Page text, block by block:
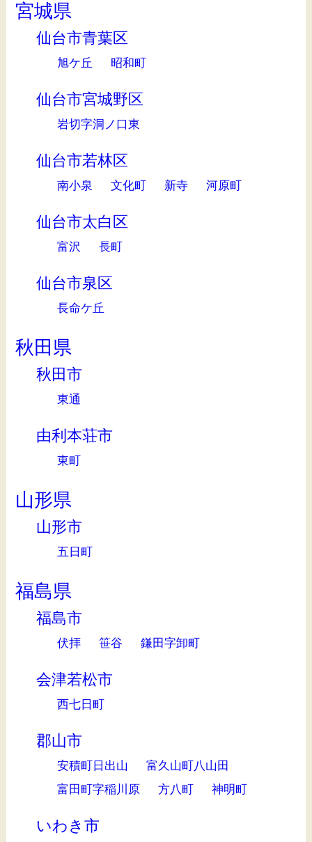
宮城県
仙台市青葉区
旭ケ丘 昭和町
仙台市宮城野区
岩切字洞ノ口東
仙台市若林区
南小泉 文化町 新寺 河原町
仙台市太白区
富沢 長町
仙台市泉区
長命ケ丘
秋田県
秋田市
東通
由利本荘市
東町
山形県
山形市
五日町
福島県
福島市
伏拝 笹谷 鎌田字卸町
会津若松市
西七日町
郡山市
安積町日出山
富久山町八山田
富田町字稲川原
方八町 神明町
いわき市